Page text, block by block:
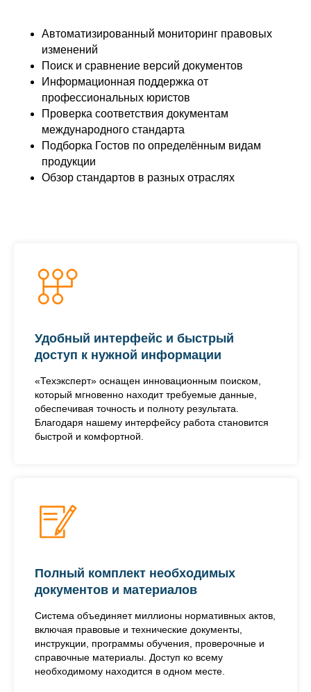
Автоматизированный мониторинг правовых
изменений
Поиск и сравнение версий документов
Информационная поддержка от
профессиональных юристов
Проверка соответствия документам
международного стандарта
Подборка Гостов по определённым видам
продукции
Обзор стандартов в разных отраслях
Удобный интерфейс и быстрый
доступ к нужной информации
«Техэксперт» оснащен инновационным поиском,
который мгновенно находит требуемые данные,
обеспечивая точность и полноту результата.
Благодаря нашему интерфейсу работа становится
быстрой и комфортной.
Полный комплект необходимых
документов и материалов
Система объединяет миллионы нормативных актов,
включая правовые и технические документы,
инструкции, программы обучения, проверочные и
справочные материалы. Доступ ко всему
необходимому находится в одном месте.